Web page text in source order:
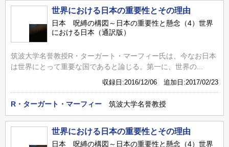
世界における日本の重要性とその理由
日本 呪縛の構図～日本の重要性と懸念（4）世界
における日本（通訳版）
筑波大学名誉教授R・ターガート・マーフィー氏は、今なお日本
は世界にとって重要な国であると論じる。第一に、世界の...
収録日:2016/12/06 追加日:2017/02/23
R・ターガート・マーフィー 筑波大学名誉教授
世界における日本の重要性とその理由
日本 呪縛の構図～日本の重要性と懸念（4）世界